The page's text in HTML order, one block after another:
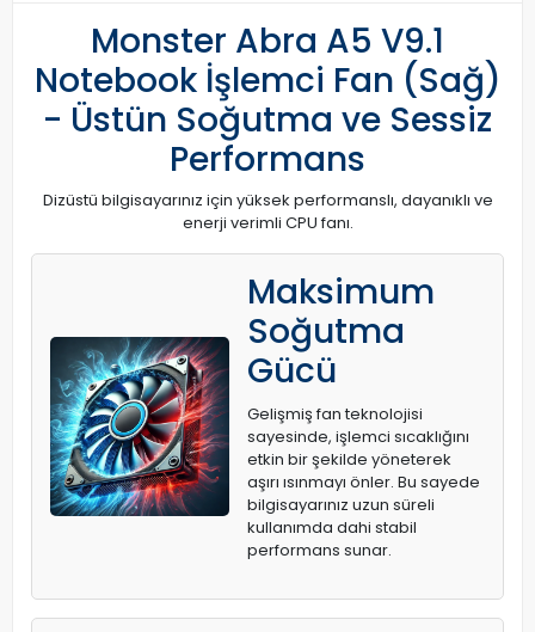
Monster Abra A5 V9.1
Notebook İşlemci Fan (Sağ)
- Üstün Soğutma ve Sessiz
Performans
Dizüstü bilgisayarınız için yüksek performanslı, dayanıklı ve
enerji verimli CPU fanı.
Maksimum
Soğutma
Gücü
Gelişmiş fan teknolojisi
sayesinde, işlemci sıcaklığını
etkin bir şekilde yöneterek
aşırı ısınmayı önler. Bu sayede
bilgisayarınız uzun süreli
kullanımda dahi stabil
performans sunar.